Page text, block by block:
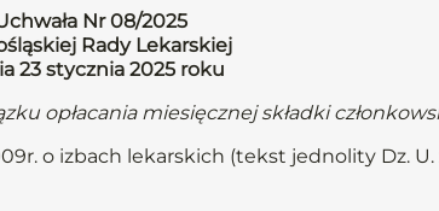
Nr 08/2025
Rady Lekarskiej
23 stycznia 2025 roku
opłacania miesięcznej składki
o izbach lekarskich (tekst jednolity Dz. U.